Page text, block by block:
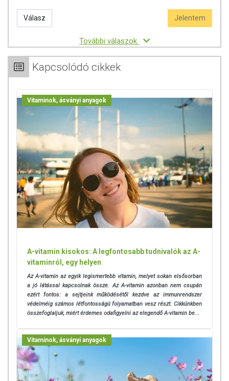
Válasz Jelentem
További válaszok
Kapcsolódó cikkek
Vitaminok, ásványi anyagok
A-vitamin kisokos: A legfontosabb tudnivalók az A-
vitaminról, egy helyen
Az A-vitamin az egyik legismertebb vitamin, melyet sokan elsősorban
a jó látással kapcsolnak össze. Az A-vitamin azonban nem csupán
ezért fontos: a sejtjeink működésétől kezdve az immunrendszer
védelméig számos létfontosságú folyamatban vesz részt. Cikkünkben
összefoglaljuk, miért érdemes odafigyelni az elegendő A-vitamin be...
Vitaminok, ásványi anyagok